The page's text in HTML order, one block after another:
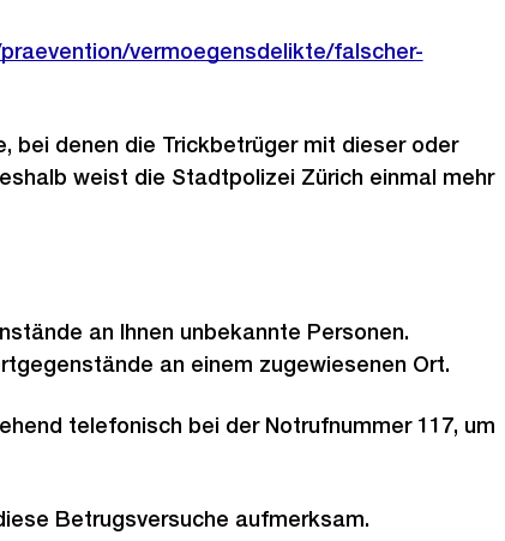
vermoegensdelikte/falscher-
bei denen die Trickbetrüger mit dieser oder
weist die Stadtpolizei Zürich einmal mehr
an Ihnen unbekannte Personen.
an einem zugewiesenen Ort.
telefonisch bei der Notrufnummer 117, um
Betrugsversuche aufmerksam.